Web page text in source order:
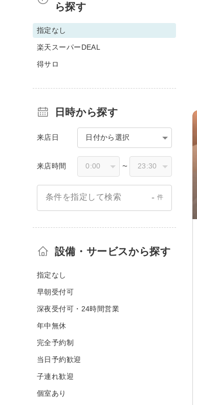
ら探す
指定なし
楽天スーパーDEAL
得サロ
日時から探す
来店日 日付から選択
来店時間 〜
条件を指定して検索 - 件
設備・サービスから探す
指定なし
早朝受付可
深夜受付可・24時間営業
年中無休
完全予約制
当日予約歓迎
子連れ歓迎
個室あり